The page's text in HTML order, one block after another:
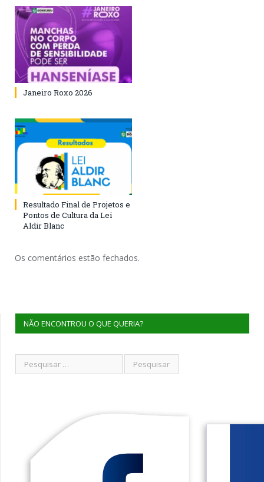
Janeiro Roxo 2026
Resultado Final de Projetos e
Pontos de Cultura da Lei
Aldir Blanc
Os comentários estão fechados.
NÃO ENCONTROU O QUE QUERIA?